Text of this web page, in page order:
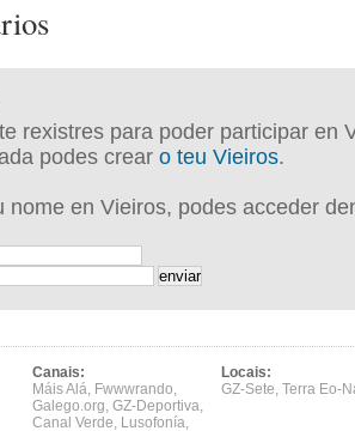
rexistres para poder participar en
podes crear o teu Vieiros.
nome en Vieiros, podes acceder
Canais:
Máis Alá, Fwwwrando,
Galego.org, GZ-Deportiva,
Canal Verde, Lusofonía,
Locais:
GZ-Sete, Terra Eo-